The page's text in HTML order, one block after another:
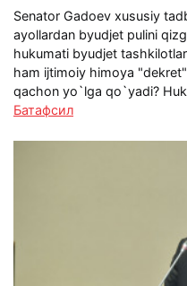
Senator Gadoev xususiy
ayollardan byudjet pulini
hukumati byudjet
ham ijtimoiy himoya
qachon yo`lga qo`yadi?
Батафсил